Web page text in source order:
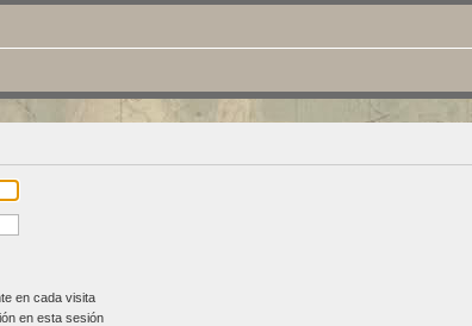
en cada visita
en esta sesión